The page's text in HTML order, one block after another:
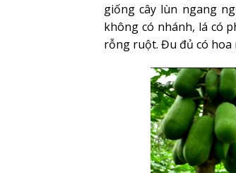
giống cây lùn ngang
không có nhánh, lá có
rỗng ruột. Đu đủ có hoa